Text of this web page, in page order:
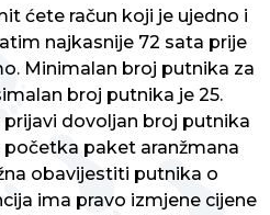
ćete račun koji je ujedno i
najkasnije 72 sata prije
Minimalan broj putnika za
broj putnika je 25.
dovoljan broj putnika
paket aranžmana
obavijestiti putnika o
ima pravo izmjene cijene